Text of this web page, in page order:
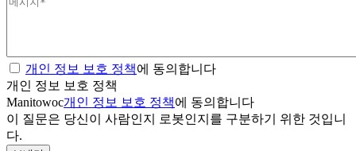
개인 정보 보호 정책에 동의합니다
개인 정보 보호 정책
Manitowoc개인 정보 보호 정책에 동의합니다
이 질문은 당신이 사람인지 로봇인지를 구분하기 위한 것입니
다.